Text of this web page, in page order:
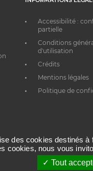
Accessibilité :
partielle
Conditions
d'utilisation
Crédits
Mentions légales
Politique de
des cookies
cookies, nous vous
Tout